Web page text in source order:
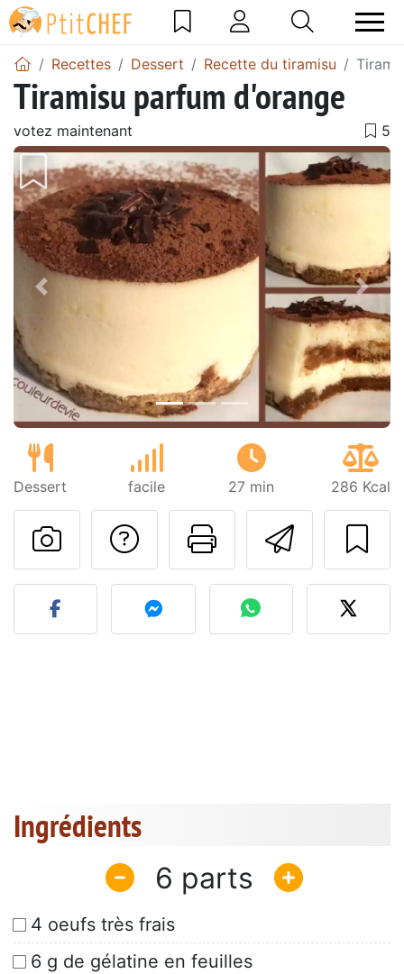
Recettes Dessert Recette du tiramisu
Tiramisu parfum d'orange
votez maintenant
Précédent
Dessert facile 27 min 286 Kcal
Imprimer
Poser une
Publier votre photo de
Ingrédients
6
4 oeufs très frais
6 g de gélatine en feuilles